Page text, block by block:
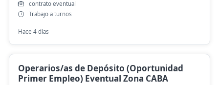
contrato eventual
Trabajo a turnos
Hace 4 días
Operarios/as de Depósito (Oportunidad
Primer Empleo) Eventual Zona CABA